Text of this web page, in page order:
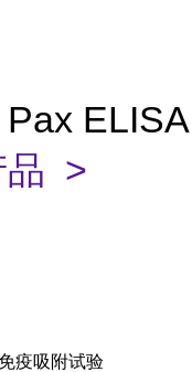
ELISA
品 >
疫吸附试验